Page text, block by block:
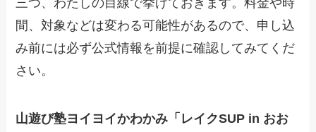
間、対象などは変わる可能性があるので、申し込
み前には必ず公式情報を前提に確認してみてくだ
さい。
山遊び塾ヨイヨイかわかみ「レイクSUP in おお